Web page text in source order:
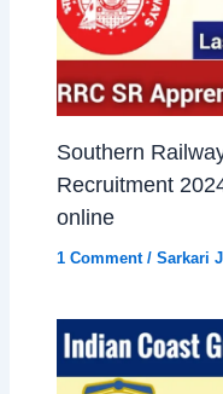
Southern
Recruitment
online
1 Comment /Sarkari